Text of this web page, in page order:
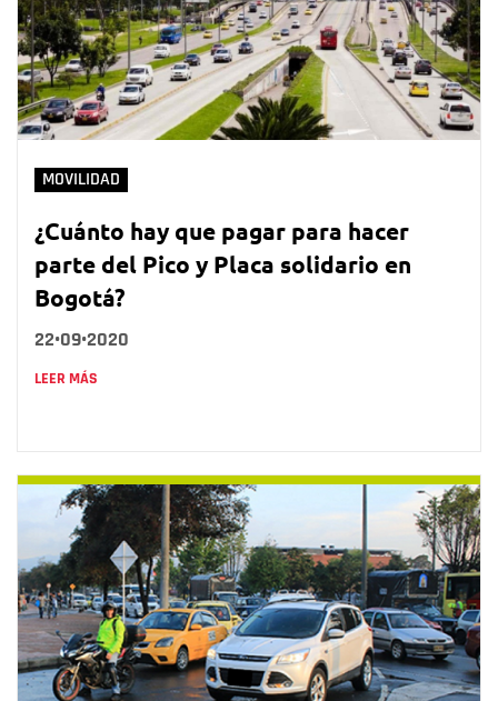
MOVILIDAD
¿Cuánto hay que pagar para hacer
parte del Pico y Placa solidario en
Bogotá?
22•09•2020
LEER MÁS